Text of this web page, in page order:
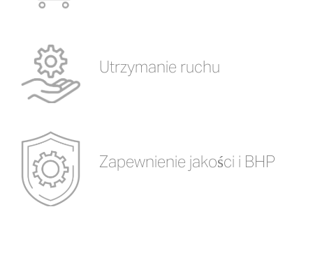
Utrzymanie ruchu
Zapewnienie jakości i BHP